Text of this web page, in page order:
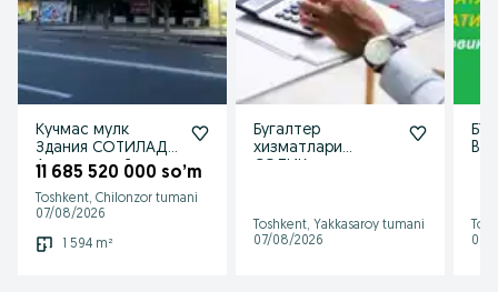
Кучмас мулк
Здания СОТИЛАДИ
Алгоритм ойига
даромади бор
11 685 520 000 so’m
Toshkent, Chilonzor tumani
07/08/2026
1 594 m²
Бугалтер
хизматлари
берамиз! СКИДКА
бор!
Toshkent, Yakkasaroy tumani
07/08/2026
03/